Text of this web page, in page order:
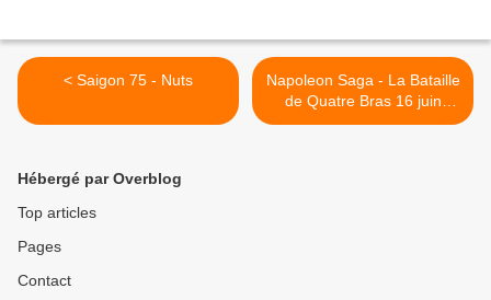
< Saigon 75 - Nuts
Napoleon Saga - La Bataille
de Quatre Bras 16 juin
1815 >
Hébergé par Overblog
Top articles
Pages
Contact